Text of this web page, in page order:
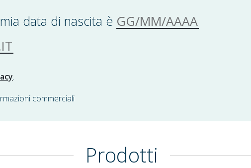
data di nascita èGG/MM/AAAA
.
commerciali
Prodotti